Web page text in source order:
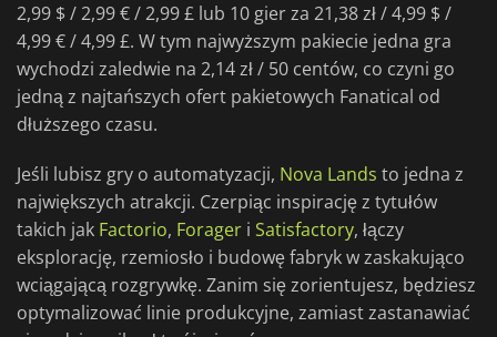
2,99 $ / 2,99 € / 2,99 £ lub 10 gier za 21,38 zł / 4,99 $ /
4,99 € / 4,99 £. W tym najwyższym pakiecie jedna gra
wychodzi zaledwie na 2,14 zł / 50 centów, co czyni go
jedną z najtańszych ofert pakietowych Fanatical od
dłuższego czasu.
Jeśli lubisz gry o automatyzacji, Nova Lands to jedna z
największych atrakcji. Czerpiąc inspirację z tytułów
takich jak Factorio, Forager i Satisfactory, łączy
eksplorację, rzemiosło i budowę fabryk w zaskakująco
wciągającą rozgrywkę. Zanim się zorientujesz, będziesz
optymalizować linie produkcyjne, zamiast zastanawiać